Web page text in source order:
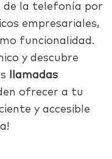
de la telefonía por
empresariales,
funcionalidad.
y descubre
llamadas
ofrecer a tu
y accesible